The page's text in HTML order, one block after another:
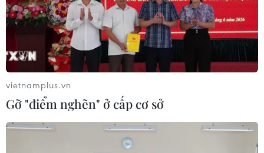
vietnamplus.vn
Gỡ "điểm nghẽn" ở cấp cơ sở